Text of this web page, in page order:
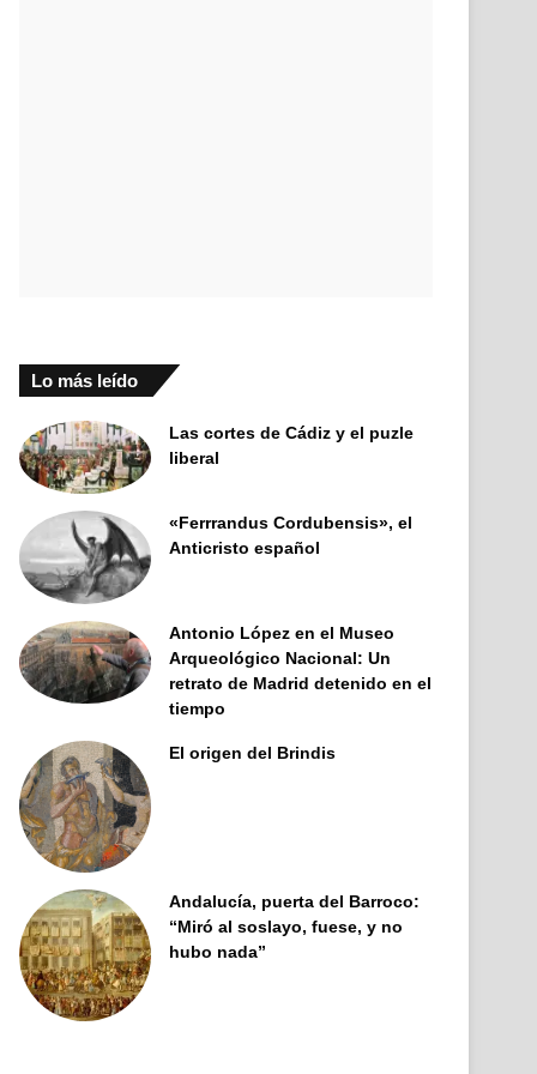
Lo más leído
Las cortes de Cádiz y el puzle
liberal
«Ferrrandus Cordubensis», el
Anticristo español
Antonio López en el Museo
Arqueológico Nacional: Un
retrato de Madrid detenido en el
tiempo
El origen del Brindis
Andalucía, puerta del Barroco:
“Miró al soslayo, fuese, y no
hubo nada”